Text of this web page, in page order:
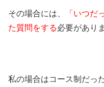
その場合には、
「いつだ
た質問をする必要があり
私の場合はコース制だっ